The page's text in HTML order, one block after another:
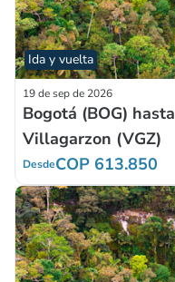
Ida y vuelta
19 de sep de 2026
Bogotá (BOG) hasta
Villagarzon (VGZ)
DesdeCOP 613.850